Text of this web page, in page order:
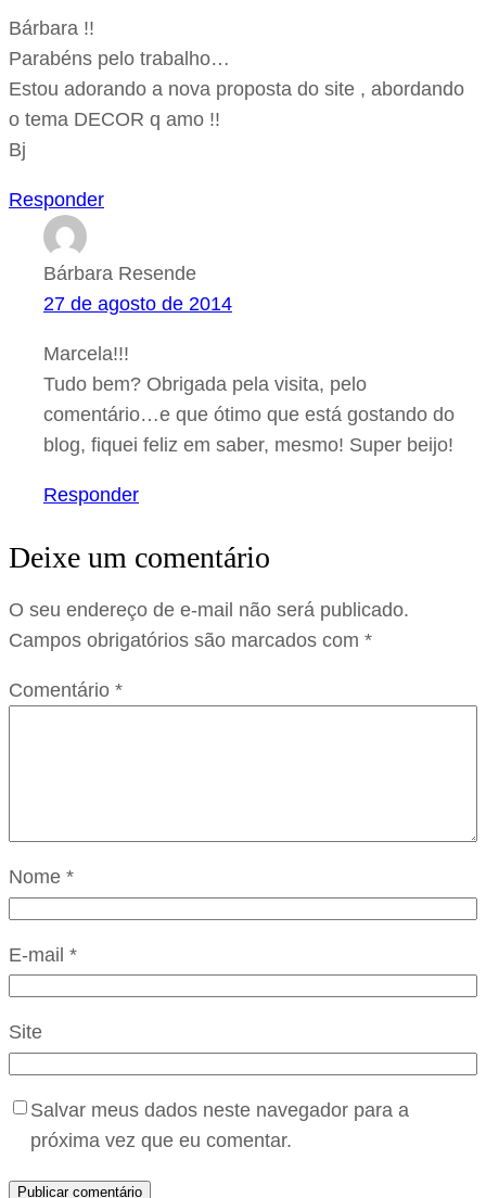
Bárbara !!
Parabéns pelo trabalho…
Estou adorando a nova proposta do site , abordando
o tema DECOR q amo !!
Bj
Responder
Bárbara Resende
27 de agosto de 2014
Marcela!!!
Tudo bem? Obrigada pela visita, pelo
comentário…e que ótimo que está gostando do
blog, fiquei feliz em saber, mesmo! Super beijo!
Responder
Deixe um comentário
O seu endereço de e-mail não será publicado.
Campos obrigatórios são marcados com *
Comentário *
Nome *
E-mail *
Site
Salvar meus dados neste navegador para a
próxima vez que eu comentar.